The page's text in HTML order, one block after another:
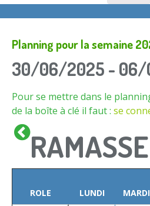
Planning pour la semaine
30/06/2025 - 06/
Pour se mettre dans le
de la boîte à clé il faut : se
RAMASSE
ROLE LUNDI MARDI